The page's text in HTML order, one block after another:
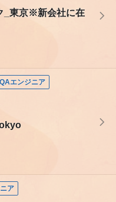
_東京※新会社に在
QAエンジニア
ア